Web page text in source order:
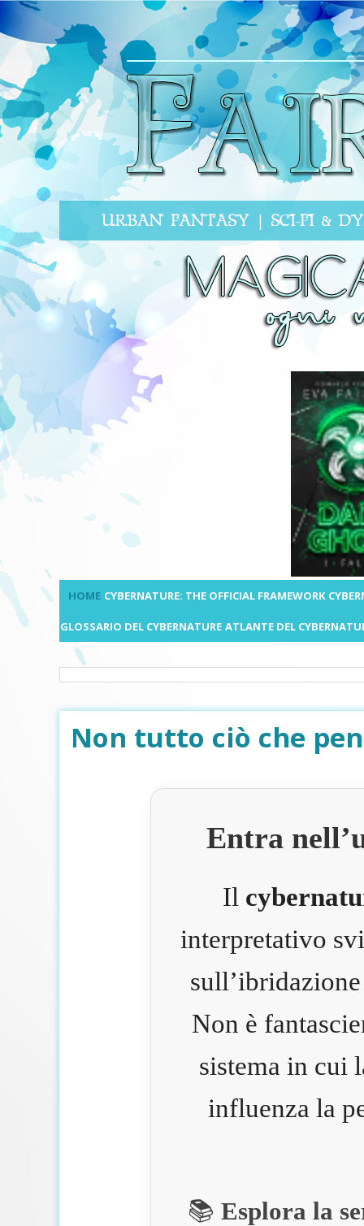
HOME CYBERNATURE: THE OFFICIAL FRAMEWORK
GLOSSARIO DEL CYBERNATURE ATLANTE DEL
Non tutto ciò che
Entra
Il
interpretativo
Non è
sistema in cui
influenza la
📚Esplora la